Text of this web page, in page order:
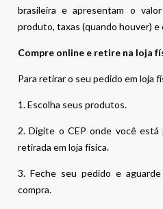
brasileira e apresentam o
produto, taxas (quando houver) e
Compre online e retire na loja
Para retirar o seu pedido em loja
1. Escolha seus produtos.
2. Digite o CEP onde você
retirada em loja física.
3. Feche seu pedido e
compra.